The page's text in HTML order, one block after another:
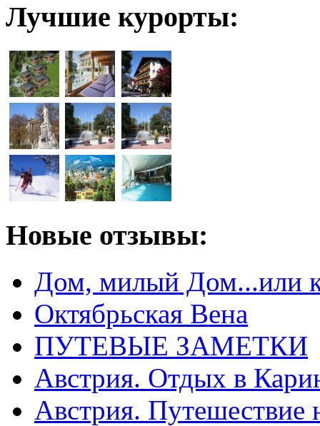
Лучшие курорты:
Новые отзывы:
Дом, милый Дом...или
Октябрьская Вена
ПУТЕВЫЕ ЗАМЕТКИ
Австрия. Отдых в
Австрия.